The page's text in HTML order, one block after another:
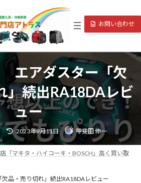
お問い合わせ
エアダスター「欠
」続出RA18DAレビ
ュー
最
終
更
新
日
時
2023年9月11日 甲斐田 伸一
「マキタ・ハイコーキ・BOSCH」高く買い取
品・売り切れ」続出RA18DAレビュー